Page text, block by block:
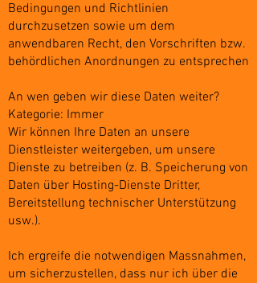
Bedingungen und Richtlinien
durchzusetzen sowie um dem
anwendbaren Recht, den Vorschriften bzw.
behördlichen Anordnungen zu entsprechen
An wen geben wir diese Daten weiter?
Kategorie: Immer
Wir können Ihre Daten an unsere
Dienstleister weitergeben, um unsere
Dienste zu betreiben (z. B. Speicherung von
Daten über Hosting-Dienste Dritter,
Bereitstellung technischer Unterstützung
usw.).
Ich ergreife die notwendigen Massnahmen,
um sicherzustellen, dass nur ich über die